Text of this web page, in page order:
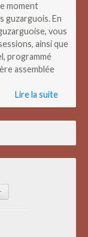
moment
guzarguois. En
vous
ainsi que
programmé
assemblée
Lire la suite